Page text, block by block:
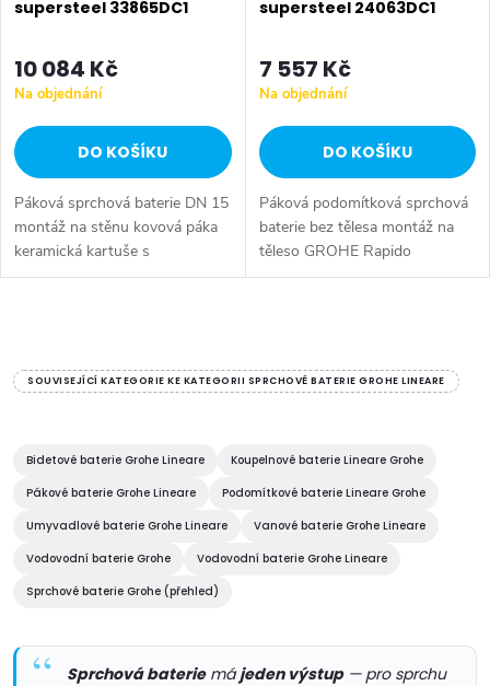
d
u
k
t
ů
r
o
d
u
k
t
supersteel 33865DC1
10 084 Kč
Na objednání
DO KOŠÍKU
Páková sprchová baterie DN 15
montáž na stěnu kovová páka
keramická kartuše s
technologií GROHE
supersteel 24063DC1
7 557 Kč
Na objednání
DO KOŠÍKU
Páková podomítková sprchová
baterie bez tělesa montáž na
těleso GROHE Rapido
SmartBox 35600000 (není
v
á
d
a
c
í
SOUVISEJÍCÍ KATEGORIE KE KATEGORII SPRCHOVÉ BATERIE GROHE LINEARE
Bidetové baterie Grohe Lineare
Koupelnové baterie Lineare Grohe
Pákové baterie Grohe Lineare
Podomítkové baterie Lineare Grohe
Umyvadlové baterie Grohe Lineare
Vanové baterie Grohe Lineare
Vodovodní baterie Grohe
Vodovodní baterie Grohe Lineare
Sprchové baterie Grohe (přehled)
Sprchová bateriemájeden výstup— pro sprchu